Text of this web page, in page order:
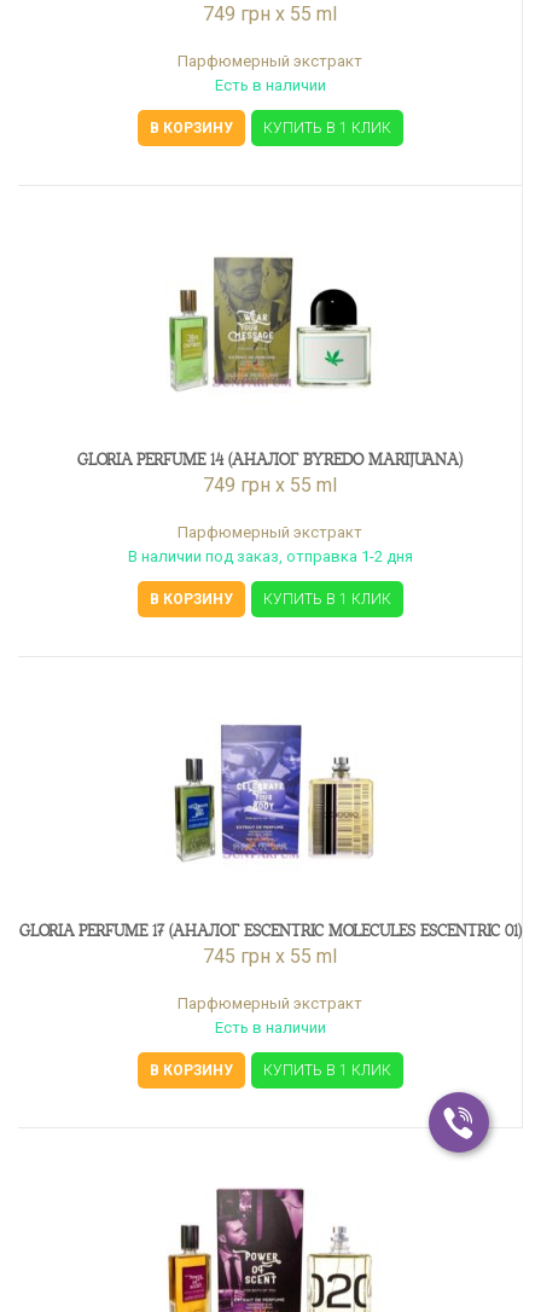
749 грн x 55 ml
Парфюмерный экстракт
Есть в наличии
В КОРЗИНУ КУПИТЬ В 1 КЛИК
GLORIA PERFUME 14 (АНАЛОГ BYREDO MARIJUANA)
749 грн x 55 ml
Парфюмерный экстракт
В наличии под заказ, отправка 1-2 дня
В КОРЗИНУ КУПИТЬ В 1 КЛИК
GLORIA PERFUME 17 (АНАЛОГ ESCENTRIC MOLECULES ESCENTRIC 01)
745 грн x 55 ml
Парфюмерный экстракт
Есть в наличии
В КОРЗИНУ КУПИТЬ В 1 КЛИК